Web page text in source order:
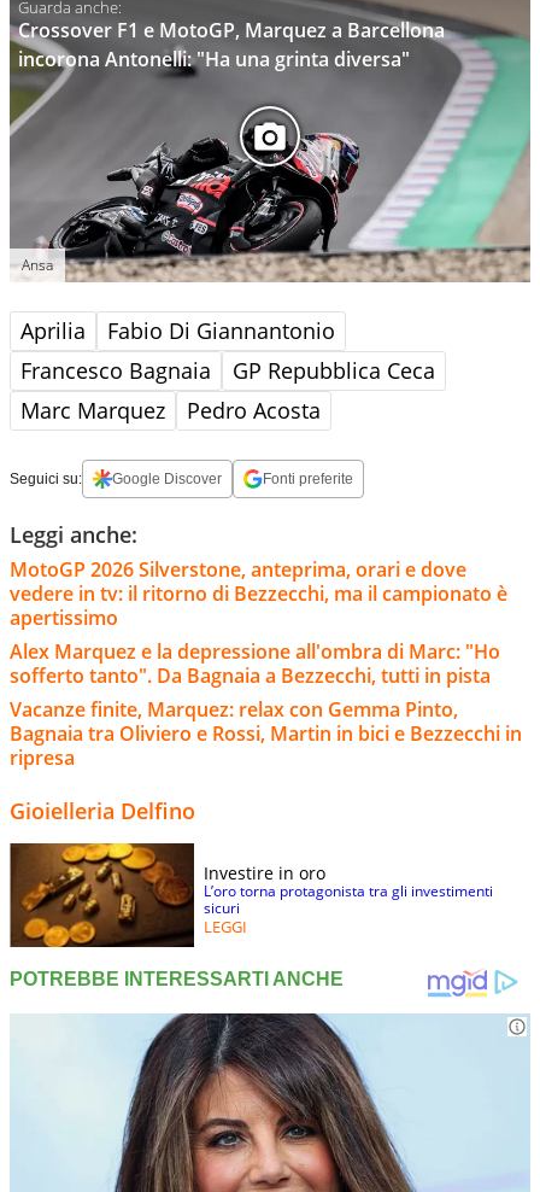
Crossover F1 e MotoGP, Marquez a Barcellona
incorona Antonelli: "Ha una grinta diversa"
Ansa
Aprilia
Fabio Di Giannantonio
Francesco Bagnaia
GP Repubblica Ceca
Marc Marquez
Pedro Acosta
Seguici su: Google Discover Fonti preferite
Leggi anche:
MotoGP 2026 Silverstone, anteprima, orari e dove
vedere in tv: il ritorno di Bezzecchi, ma il campionato è
apertissimo
Alex Marquez e la depressione all'ombra di Marc: "Ho
sofferto tanto". Da Bagnaia a Bezzecchi, tutti in pista
Vacanze finite, Marquez: relax con Gemma Pinto,
Bagnaia tra Oliviero e Rossi, Martin in bici e Bezzecchi in
ripresa
Gioielleria Delfino
Investire in oro
L’oro torna protagonista tra gli investimenti
sicuri
LEGGI